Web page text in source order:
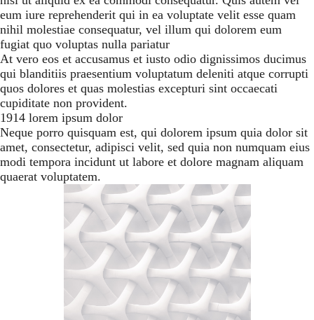
eum iure reprehenderit qui in ea voluptate velit esse quam
nihil molestiae consequatur, vel illum qui dolorem eum
fugiat quo voluptas nulla pariatur
At vero eos et accusamus et iusto odio dignissimos ducimus
qui blanditiis praesentium voluptatum deleniti atque corrupti
quos dolores et quas molestias excepturi sint occaecati
cupiditate non provident.
1914 lorem ipsum dolor
Neque porro quisquam est, qui dolorem ipsum quia dolor sit
amet, consectetur, adipisci velit, sed quia non numquam eius
modi tempora incidunt ut labore et dolore magnam aliquam
quaerat voluptatem.